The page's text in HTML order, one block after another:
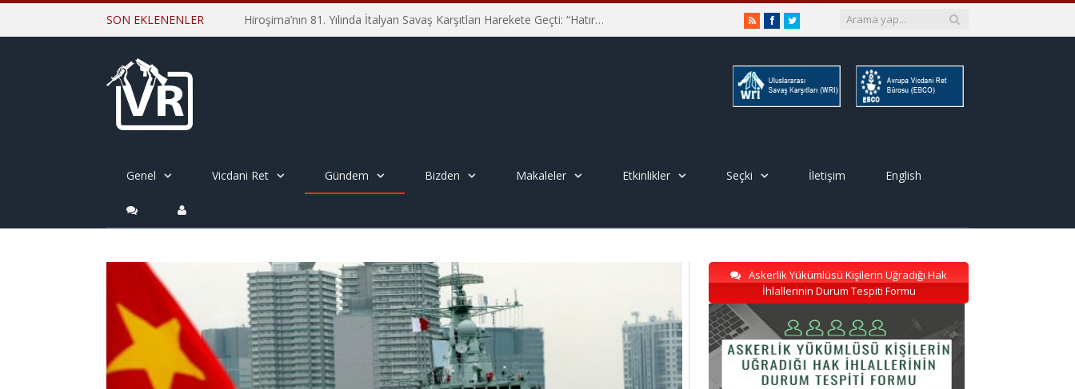
SON EKLENENLER Hiroşima’nın 81. Yılında İtalyan Savaş Karşıtları Harekete Geçti: “Hatırlamak yeterli değil” RSSFacebookTwitter
Genel Vicdani Ret Gündem Bizden Makaleler Etkinlikler Seçki İletişim English
Askerlik Yükümlüsü Kişilerin Uğradığı Hak
İhlallerinin Durum Tespiti Formu